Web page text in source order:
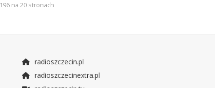
196 na 20 stronach
radioszczecin.pl
radioszczecinextra.pl